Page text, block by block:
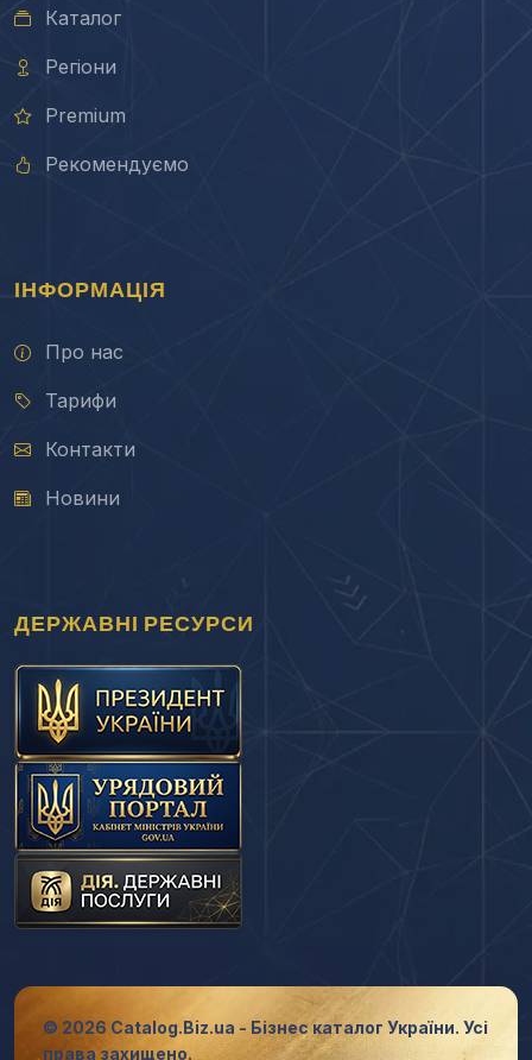
Каталог
Регіони
Premium
Рекомендуємо
ІНФОРМАЦІЯ
Про нас
Тарифи
Контакти
Новини
ДЕРЖАВНІ РЕСУРСИ
© 2026 Catalog.Biz.ua - Бізнес каталог України. Усі
права захищено.